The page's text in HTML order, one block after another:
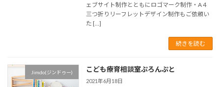
ェブサイト制作とともにロゴマーク制作・A４
三つ折りリーフレットデザイン制作もご依頼い
た […]
続きを読む
Jimdo(ジンドゥー) こども療育相談室ぷろんぷと
2021年6月18日